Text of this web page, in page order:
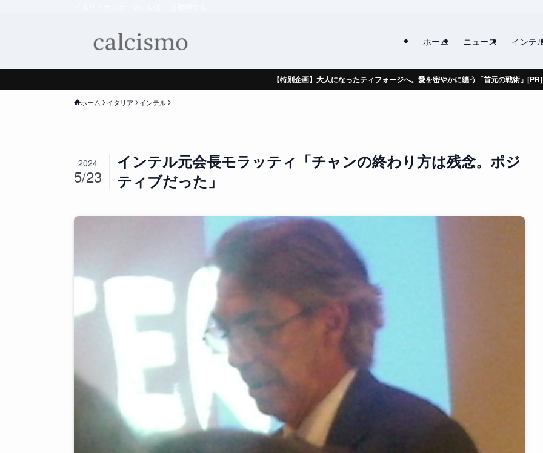
ホーム ニュース インテ
【特別企画】大人になったティフォージへ。愛を密やかに纏う「首元の戦術」[PR]
ホーム イタリア インテル
インテル元会長モラッティ「チャンの終わり方は残念。ポジ
ティブだった」
2024
5/23